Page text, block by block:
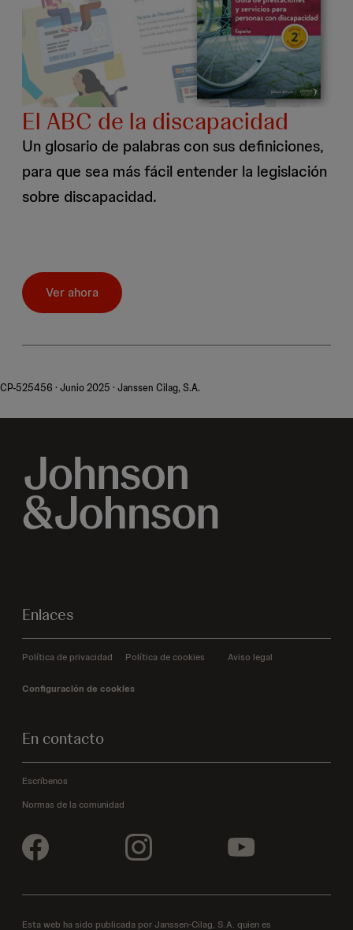
El ABC de la discapacidad
Un glosario de palabras con sus definiciones,
para que sea más fácil entender la legislación
sobre discapacidad.
Ver ahora
CP-525456 · Junio 2025 · Janssen Cilag, S.A.
Enlaces
Política de privacidad Política de cookies Aviso legal
Configuración de cookies
En contacto
Escríbenos
Normas de la comunidad
Esta web ha sido publicada por Janssen-Cilag, S.A. quien es